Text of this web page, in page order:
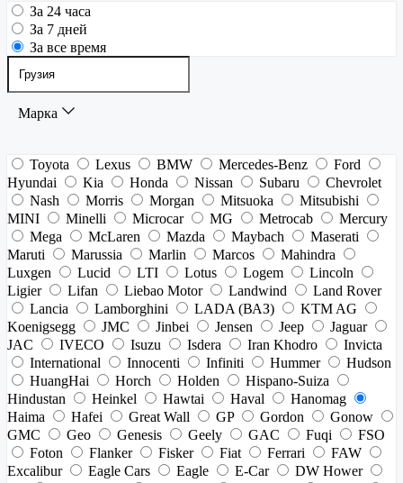
За 24 часа
За 7 дней
За все время
Марка
Toyota Lexus BMW Mercedes-Benz
Ford
Hyundai
Kia Honda Nissan Subaru
Chevrolet
Nash
Morris Morgan Mitsuoka
Mitsubishi
MINI
Minelli Microcar MG Metrocab
Mercury
Mega
McLaren Mazda Maybach
Maserati
Maruti
Marussia Marlin Marcos
Mahindra
Luxgen
Lucid LTI Lotus Logem
Lincoln
Ligier
Lifan Liebao Motor Landwind
Land Rover
Lancia
Lamborghini LADA (ВАЗ)
KTM AG
Koenigsegg
JMC Jinbei Jensen Jeep
Jaguar
JAC
IVECO Isuzu Isdera Iran Khodro
Invicta
International
Innocenti Infiniti Hummer
Hudson
HuangHai
Horch Holden
Hispano-Suiza
Hindustan
Heinkel Hawtai Haval
Hanomag
Haima
Hafei Great Wall GP Gordon
Gonow
GMC
Geo Genesis Geely GAC Fuqi
FSO
Foton
Flanker Fisker Fiat Ferrari
FAW
Excalibur
Eagle Cars Eagle E-Car
DW Hower